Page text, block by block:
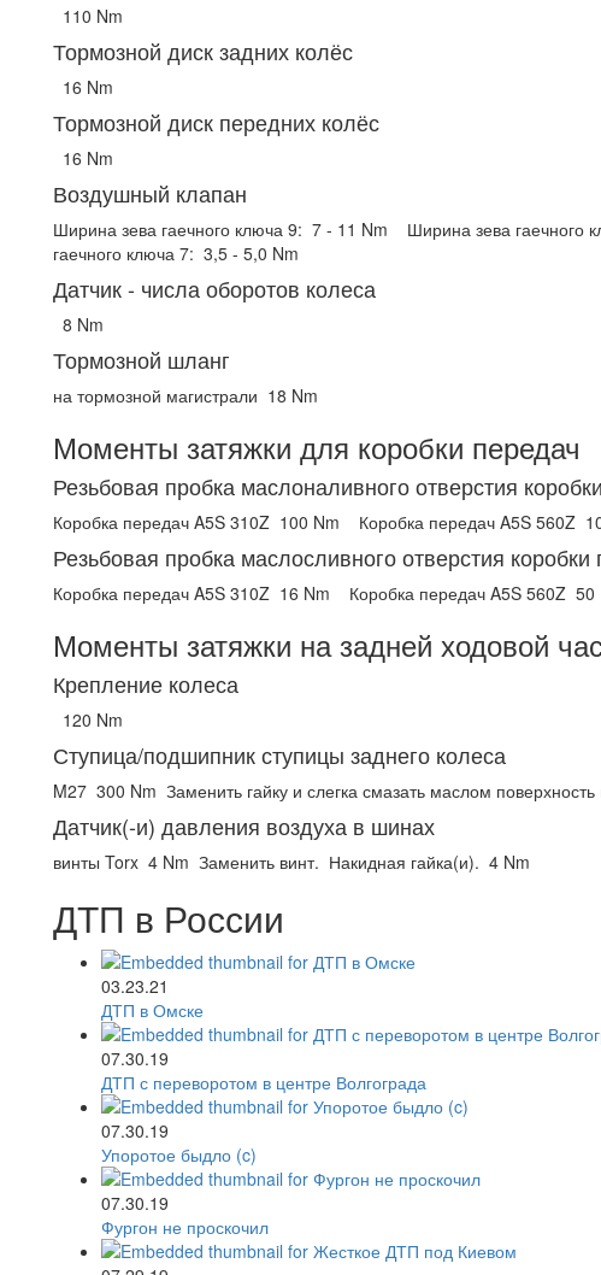
110 Nm
Тормозной диск задних колёс
16 Nm
Тормозной диск передних колёс
16 Nm
Воздушный клапан
Ширина зева гаечного ключа 9: 7 - 11 Nm Ширина зева гаечного
гаечного ключа 7: 3,5 - 5,0 Nm
Датчик - числа оборотов колеса
8 Nm
Тормозной шланг
на тормозной магистрали 18 Nm
Моменты затяжки для коробки передач
Резьбовая пробка маслоналивного отверстия
Коробка передач A5S 310Z 100 Nm Коробка передач A5S 560Z
Резьбовая пробка маслосливного отверстия коробки
Коробка передач A5S 310Z 16 Nm Коробка передач A5S 560Z 50
Моменты затяжки на задней ходовой
Крепление колеса
120 Nm
Ступица/подшипник ступицы заднего колеса
M27 300 Nm Заменить гайку и слегка смазать маслом
Датчик(-и) давления воздуха в шинах
винты Torx 4 Nm Заменить винт. Накидная гайка(и). 4 Nm
ДТП в России
03.23.21
ДТП в Омске
07.30.19
ДТП с переворотом в центре Волгограда
07.30.19
Упоротое быдло (c)
07.30.19
Фургон не проскочил